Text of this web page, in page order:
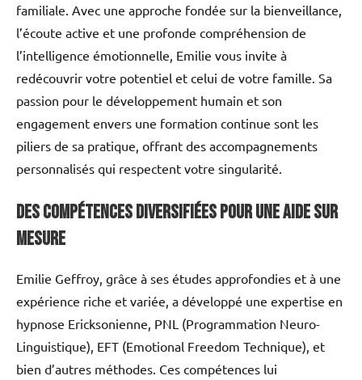
familiale. Avec une approche fondée sur la bienveillance,
l’écoute active et une profonde compréhension de
l’intelligence émotionnelle, Emilie vous invite à
redécouvrir votre potentiel et celui de votre famille. Sa
passion pour le développement humain et son
engagement envers une formation continue sont les
piliers de sa pratique, offrant des accompagnements
personnalisés qui respectent votre singularité.
Des compétences diversifiées pour une aide sur
mesure
Emilie Geffroy, grâce à ses études approfondies et à une
expérience riche et variée, a développé une expertise en
hypnose Ericksonienne, PNL (Programmation Neuro-
Linguistique), EFT (Emotional Freedom Technique), et
bien d’autres méthodes. Ces compétences lui